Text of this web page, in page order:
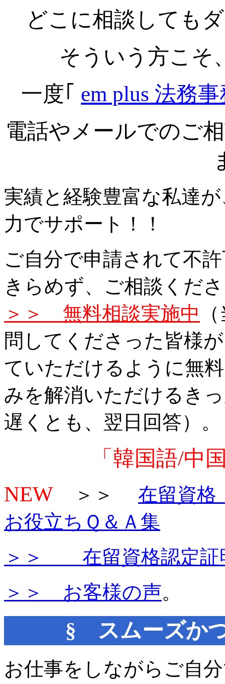
どこに相談しても
そういう方こそ
一度｢ em plus 法務
電話やメールでのご
実績と経験豊富な私達
力でサポート！！
ご自分で申請されて不
きらめず、ご相談くだ
＞＞ 無料相談実施中
問してくださった皆様
ていただけるように無
みを解消いただけるき
遅くとも、翌日回答）。
「韓国語/中
NEW
＞＞ 在留資格
お役立ちＱ＆Ａ集
＞＞ 在留資格認定証
＞＞ お客様の声。
§ スムーズか
お仕事をしながらご自